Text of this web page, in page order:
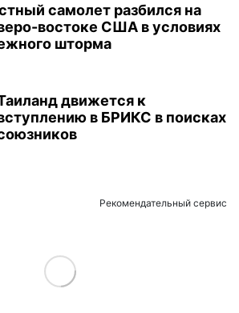
самолет разбился на
востоке США в условиях
шторма
движется к
в БРИКС в поисках
Рекомендательный сервис
Load More